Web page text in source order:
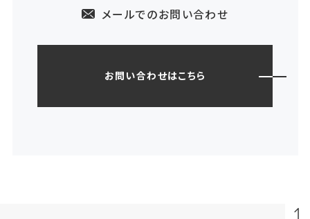
メールでのお問い合わせ
お問い合わせはこちら